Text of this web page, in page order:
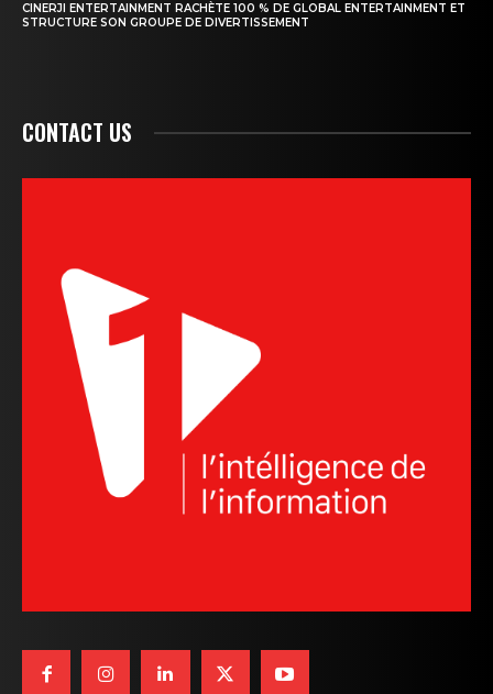
CINERJI ENTERTAINMENT RACHÈTE 100 % DE GLOBAL ENTERTAINMENT ET
STRUCTURE SON GROUPE DE DIVERTISSEMENT
CONTACT US